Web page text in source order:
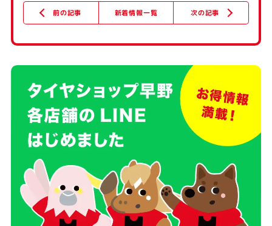
前の記事 次の記事
新着情報一覧